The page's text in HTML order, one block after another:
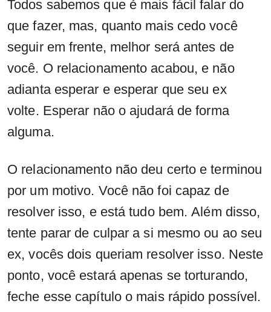
Todos sabemos que é mais fácil falar do
que fazer, mas, quanto mais cedo você
seguir em frente, melhor será antes de
você. O relacionamento acabou, e não
adianta esperar e esperar que seu ex
volte. Esperar não o ajudará de forma
alguma.
O relacionamento não deu certo e terminou
por um motivo. Você não foi capaz de
resolver isso, e está tudo bem. Além disso,
tente parar de culpar a si mesmo ou ao seu
ex, vocês dois queriam resolver isso. Neste
ponto, você estará apenas se torturando,
feche esse capítulo o mais rápido possível.